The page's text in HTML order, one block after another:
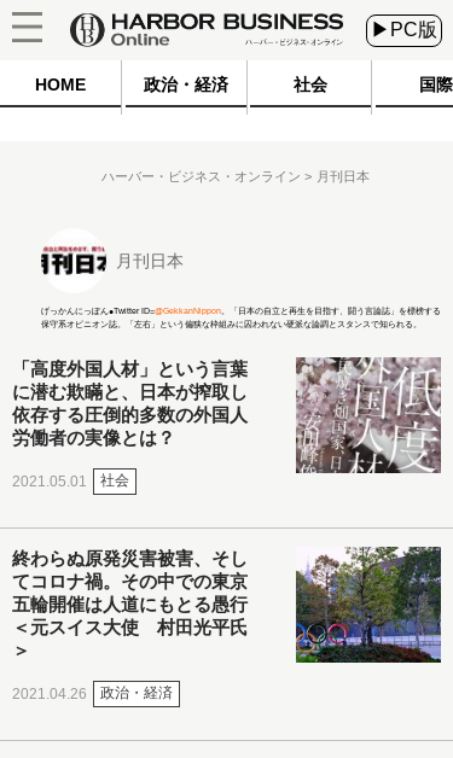
▶PC版
HOME 政治・経済 社会 国際
ハーバー・ビジネス・オンライン 月刊日本
月刊日本
げっかんにっぽん●Twitter ID=@GekkanNippon 。「日本の自立と再生を目指す、闘う言論誌」を標榜する
保守系オピニオン誌。「左右」という偏狭な枠組みに囚われない硬派な論調とスタンスで知られる。
「高度外国人材」という言葉
に潜む欺瞞と、日本が搾取し
依存する圧倒的多数の外国人
労働者の実像とは？
2021.05.01 社会
終わらぬ原発災害被害、そし
てコロナ禍。その中での東京
五輪開催は人道にもとる愚行
＜元スイス大使 村田光平氏
＞
2021.04.26 政治・経済